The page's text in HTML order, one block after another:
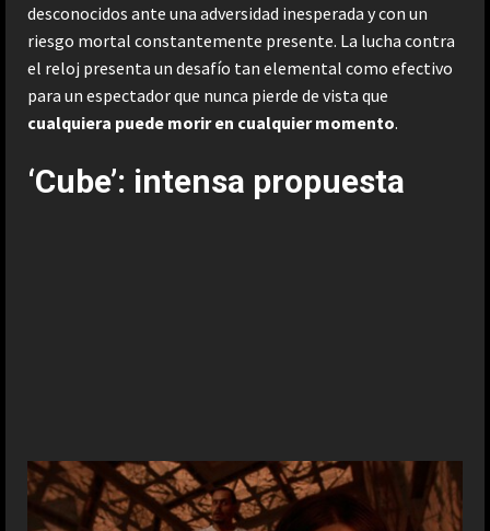
desconocidos ante una adversidad inesperada y con un
riesgo mortal constantemente presente. La lucha contra
el reloj presenta un desafío tan elemental como efectivo
para un espectador que nunca pierde de vista que
cualquiera puede morir en cualquier momento.
‘Cube’: intensa propuesta